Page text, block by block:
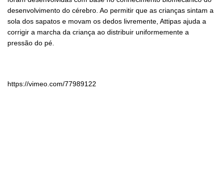
desenvolvimento do cérebro. Ao permitir que as crianças sintam a
sola dos sapatos e movam os dedos livremente, Attipas ajuda a
corrigir a marcha da criança ao distribuir uniformemente a
pressão do pé.
https://vimeo.com/77989122